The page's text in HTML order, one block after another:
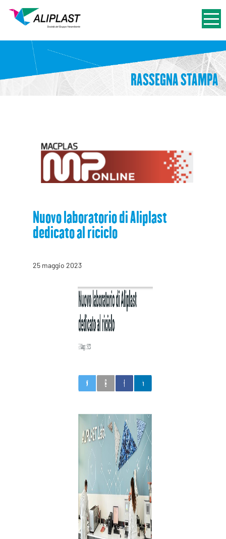
RASSEGNA STAMPA
Nuovo laboratorio di Aliplast
dedicato al riciclo
25 maggio 2023